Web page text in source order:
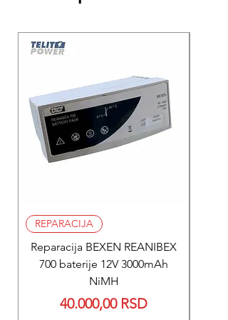
REPARACIJA
Reparacija BEXEN REANIBEX
700 baterije 12V 3000mAh
NiMH
Price
40.000,00 RSD